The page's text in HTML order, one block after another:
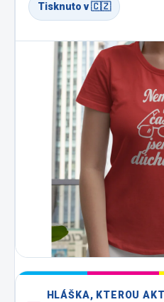
Tisknuto v 🇨🇿
HLÁŠKA, KTEROU